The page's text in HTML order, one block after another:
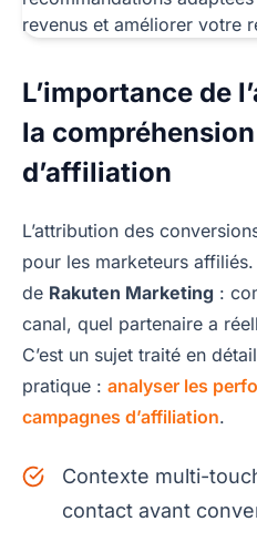
L’importance de
la
d’affiliation
L’attribution des
pour les marketeurs
de Rakuten Marketing :
canal, quel partenaire a
C’est un sujet traité en
pratique : analyser les
campagnes d’affiliation.
Contexte multi-
contact avant